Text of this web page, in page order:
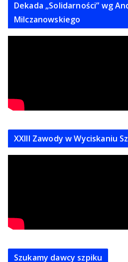
Dekada „Solidarności” wg
Milczanowskiego
XXIII Zawody w Wyciskaniu
Szukamy dawcy szpiku